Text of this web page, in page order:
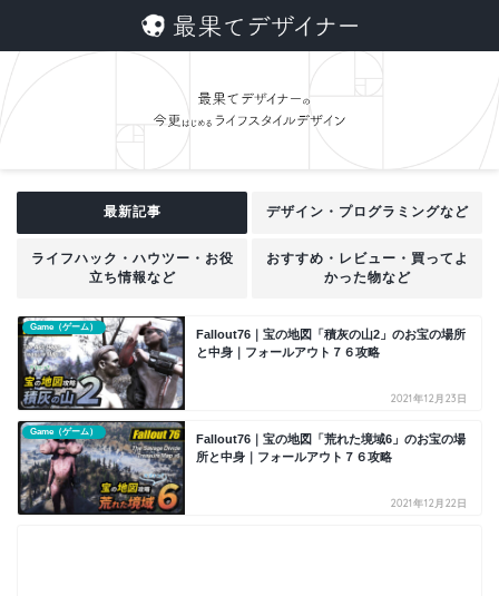
最新記事 デザイン・プログラミングなど
ライフハック・ハウツー・お役
立ち情報など
おすすめ・レビュー・買ってよ
かった物など
Game（ゲーム）
Fallout76｜宝の地図「積灰の山2」のお宝の場所
と中身｜フォールアウト７６攻略
2021年12月23日
Game（ゲーム）
Fallout76｜宝の地図「荒れた境域6」のお宝の場
所と中身｜フォールアウト７６攻略
2021年12月22日